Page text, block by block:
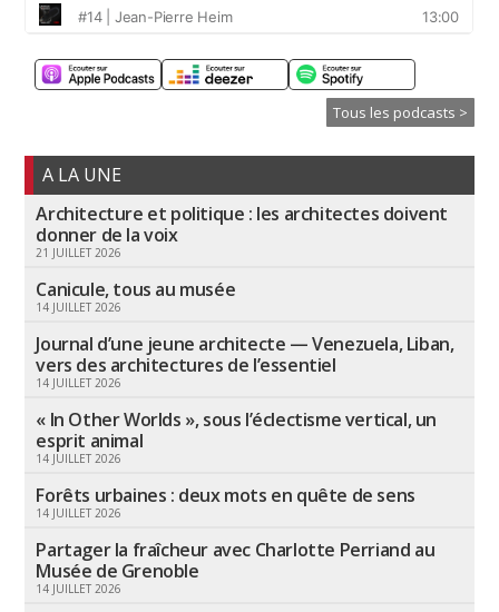
Tous les podcasts >
A LA UNE
Architecture et politique : les architectes doivent
donner de la voix
21 JUILLET 2026
Canicule, tous au musée
14 JUILLET 2026
Journal d’une jeune architecte — Venezuela, Liban,
vers des architectures de l’essentiel
14 JUILLET 2026
« In Other Worlds », sous l’éclectisme vertical, un
esprit animal
14 JUILLET 2026
Forêts urbaines : deux mots en quête de sens
14 JUILLET 2026
Partager la fraîcheur avec Charlotte Perriand au
Musée de Grenoble
14 JUILLET 2026